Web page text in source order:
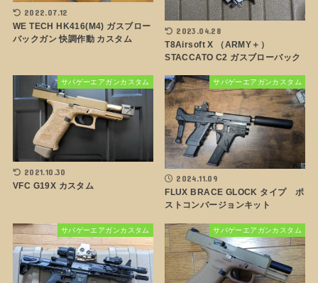
2022.07.12
WE TECH HK416(M4) ガスブロー
バックガン 快調作動 カスタム
2023.04.28
T8Airsoft X （ARMY＋）
STACCATO C2 ガスブローバック
サバゲーエアガンカスタム
2021.10.30
VFC G19X カスタム
サバゲーエアガンカスタム
2024.11.09
FLUX BRACE GLOCK タイプ ポ
ストコンバージョンキット
サバゲーエアガンカスタム サバゲーエアガンカスタム